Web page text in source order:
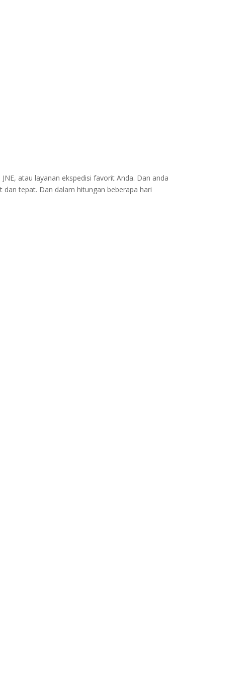
atau layanan ekspedisi favorit Anda. Dan anda
tepat. Dan dalam hitungan beberapa hari